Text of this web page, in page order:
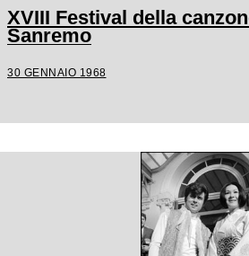
XVIII Festival della
Sanremo
30 GENNAIO 1968